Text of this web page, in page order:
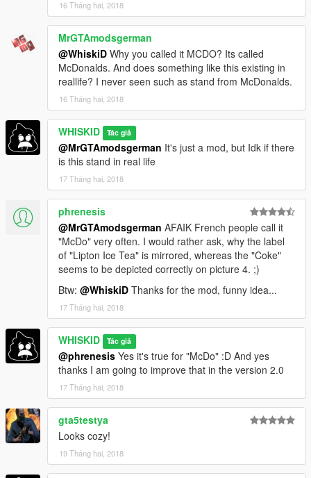
16 Tháng hai, 2018
MrGTAmodsgerman
@WhiskiD Why you called it MCDO? Its called
McDonalds. And does something like this existing in
reallife? I never seen such as stand from McDonalds.
16 Tháng hai, 2018
WHISKID Tác giả
@MrGTAmodsgerman It's just a mod, but Idk if there
is this stand in real life
17 Tháng hai, 2018
phrenesis
@MrGTAmodsgerman AFAIK French people call it
"McDo" very often. I would rather ask, why the label
of "Lipton Ice Tea" is mirrored, whereas the "Coke"
seems to be depicted correctly on picture 4. ;)
Btw: @WhiskiD Thanks for the mod, funny idea...
17 Tháng hai, 2018
WHISKID Tác giả
@phrenesis Yes it's true for "McDo" :D And yes
thanks I am going to improve that in the version 2.0
17 Tháng hai, 2018
gta5testya
Looks cozy!
19 Tháng hai, 2018